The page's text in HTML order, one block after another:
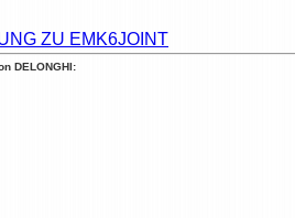
ZU EMK6JOINT
DELONGHI: